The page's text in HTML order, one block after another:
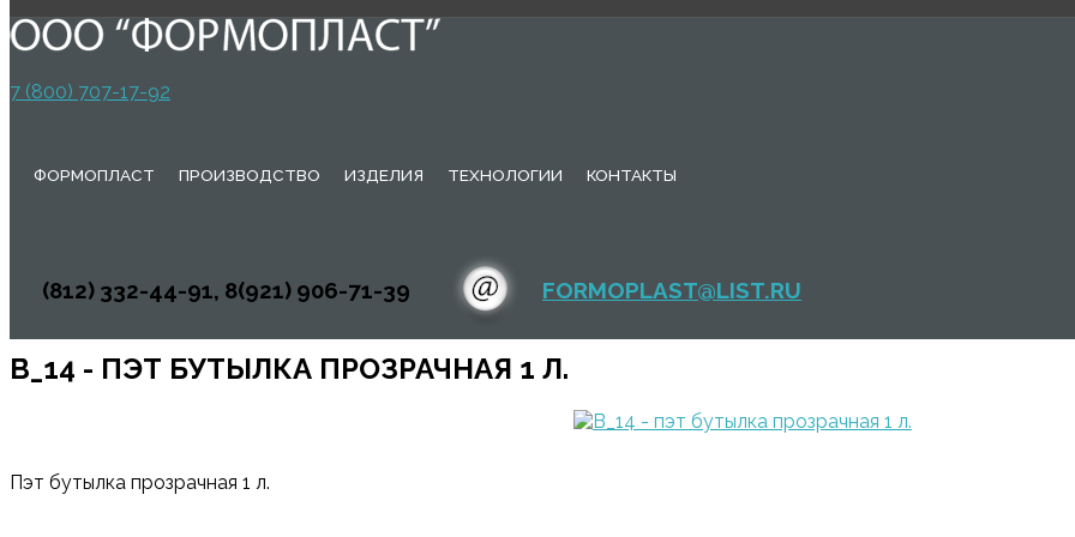
7 (800) 707-17-92
ФОРМОПЛАСТ ПРОИЗВОДСТВО ИЗДЕЛИЯ ТЕХНОЛОГИИ КОНТАКТЫ
(812) 332-44-91, 8(921) 906-71-39 FORMOPLAST@LIST.RU
B_14 - ПЭТ БУТЫЛКА ПРОЗРАЧНАЯ 1 Л.
Пэт бутылка прозрачная 1 л.